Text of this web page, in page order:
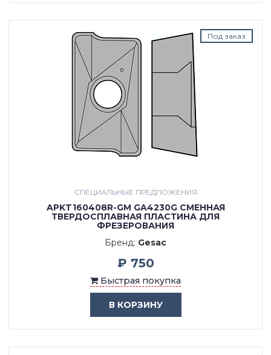
Под заказ
СПЕЦИАЛЬНЫЕ ПРЕДЛОЖЕНИЯ
APKT160408R-GM GA4230G СМЕННАЯ
ТВЕРДОСПЛАВНАЯ ПЛАСТИНА ДЛЯ
ФРЕЗЕРОВАНИЯ
Бренд: Gesac
₽ 750
Быстрая покупка
В КОРЗИНУ